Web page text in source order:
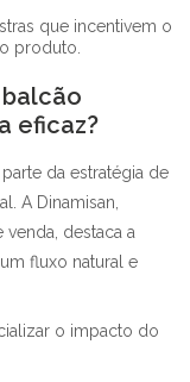
produto.
eficaz?
da estratégia de
A Dinamisan,
destaca a
fluxo natural e
o impacto do